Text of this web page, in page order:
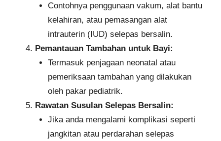
Contohnya penggunaan vakum, alat bantu
kelahiran, atau pemasangan alat
intrauterin (IUD) selepas bersalin.
Pemantauan Tambahan untuk Bayi:
Termasuk penjagaan neonatal atau
pemeriksaan tambahan yang dilakukan
oleh pakar pediatrik.
Rawatan Susulan Selepas Bersalin:
Jika anda mengalami komplikasi seperti
jangkitan atau perdarahan selepas